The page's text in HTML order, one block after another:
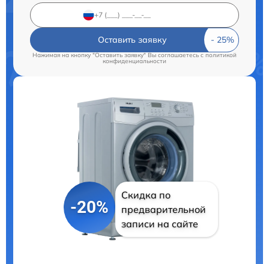
Оставить заявку
Нажимая на кнопку "Оставить заявку" Вы соглашаетесь cполитикой
конфиденциальности
-20%
Скидка по
предварительной
записи на сайте